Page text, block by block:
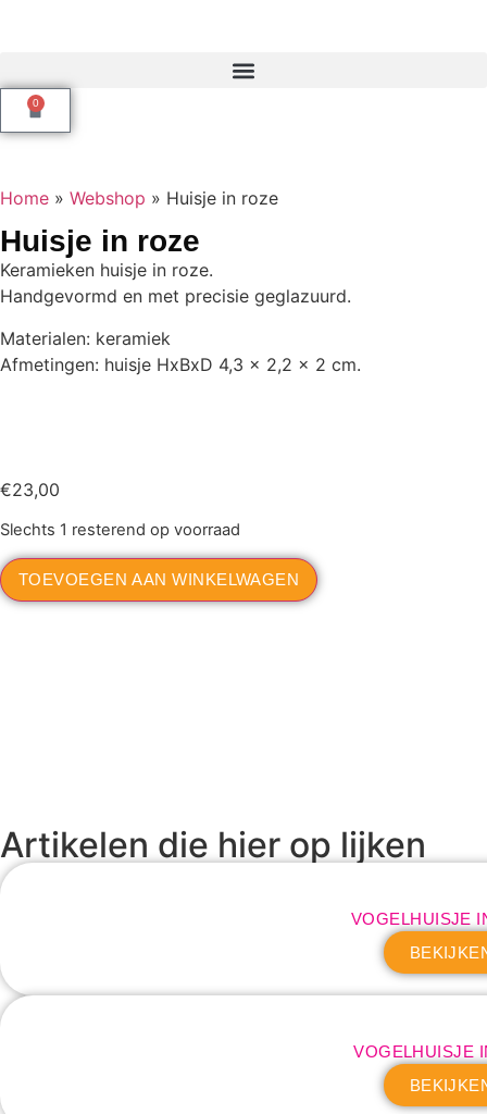
0
Home » Webshop » Huisje in roze
Huisje in roze
Keramieken huisje in roze.
Handgevormd en met precisie geglazuurd.
Materialen: keramiek
Afmetingen: huisje HxBxD 4,3 x 2,2 x 2 cm.
€23,00
Slechts 1 resterend op voorraad
TOEVOEGEN AAN WINKELWAGEN
Artikelen die hier op lijken
VOGELHUISJE
VOGELHUISJE